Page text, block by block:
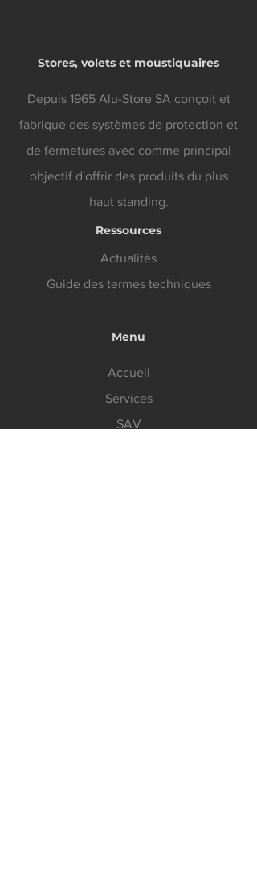
Stores, volets et moustiquaires
Depuis 1965 Alu-Store SA conçoit et
fabrique des systèmes de protection et
de fermetures avec comme principal
objectif d'offrir des produits du plus
haut standing.
Ressources
Actualités
Guide des termes techniques
Menu
Accueil
Services
SAV